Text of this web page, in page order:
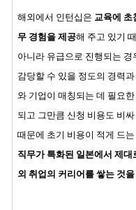
해외에서 인턴십은 교육에 초
무 경험을 제공해 주고 있기
아니라 유급으로 진행되는
감당할 수 있을 정도의 경력
와 기업이 매칭되는 데 필요
되고 그만큼 신청 비용도 비
때문에 초기 비용이 적게 드
직무가 특화된 일본에서 제
외 취업의 커리어를 쌓는 것을